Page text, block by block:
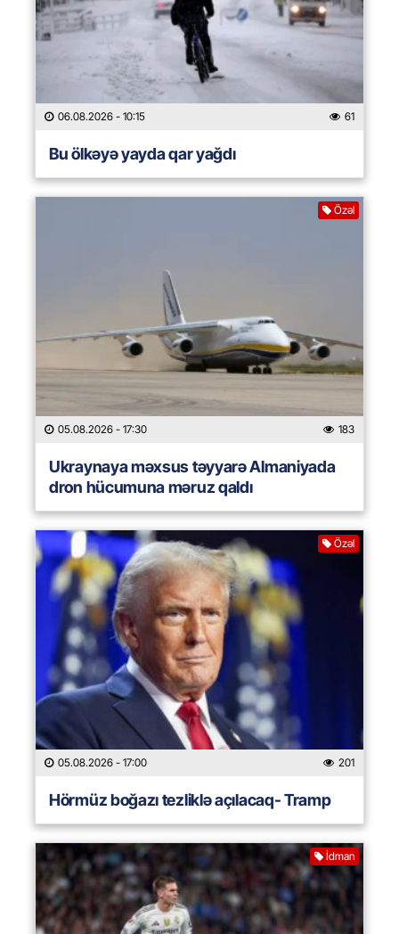
06.08.2026 - 10:15 61
Bu ölkəyə yayda qar yağdı
Özəl
05.08.2026 - 17:30 183
Ukraynaya məxsus təyyarə Almaniyada
dron hücumuna məruz qaldı
Özəl
05.08.2026 - 17:00 201
Hörmüz boğazı tezliklə açılacaq- Tramp
İdman